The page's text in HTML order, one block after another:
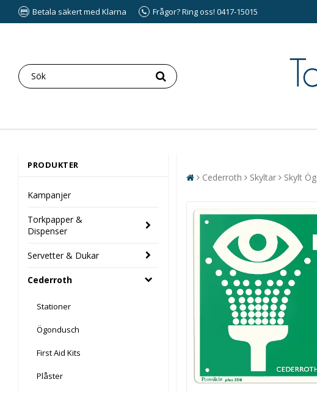
Betala säkert med Klarna Frågor? Ring oss! 0417-15015
PRODUKTER
Kampanjer
Torkpapper &
Dispenser
Servetter & Dukar
Cederroth
Stationer
Ögondusch
First Aid Kits
Plåster
Cederroth Skyltar Skylt